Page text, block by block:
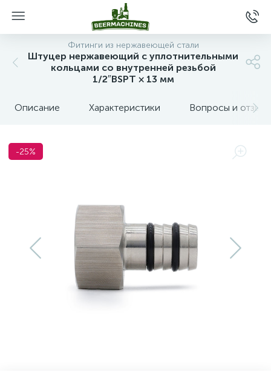
Фитинги из нержавеющей стали
Штуцер нержавеющий с уплотнительными
кольцами со внутренней резьбой
1/2″BSPT × 13 мм
Описание Характеристики Вопросы и отзывы
-25%